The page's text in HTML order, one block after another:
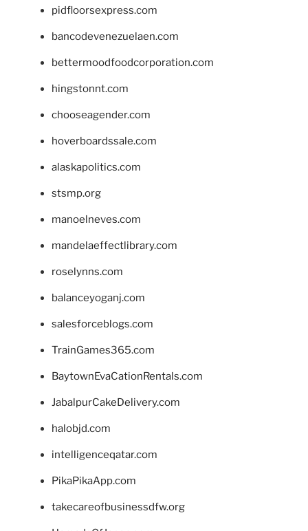
pidfloorsexpress.com
bancodevenezuelaen.com
bettermoodfoodcorporation.com
hingstonnt.com
chooseagender.com
hoverboardssale.com
alaskapolitics.com
stsmp.org
manoelneves.com
mandelaeffectlibrary.com
roselynns.com
balanceyoganj.com
salesforceblogs.com
TrainGames365.com
BaytownEvaCationRentals.com
JabalpurCakeDelivery.com
halobjd.com
intelligenceqatar.com
PikaPikaApp.com
takecareofbusinessdfw.org